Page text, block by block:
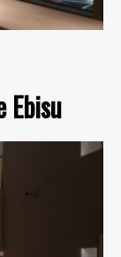
Ebisu